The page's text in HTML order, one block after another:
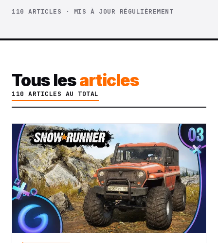
110 ARTICLES · MIS À JOUR RÉGULIÈREMENT
Tous lesarticles
110 ARTICLES AU TOTAL